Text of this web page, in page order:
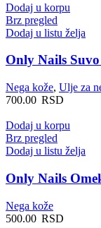
Dodaj u korpu
Brz pregled
Dodaj u listu želja
Only Nails
Nega kože, Ulje za
700.00 RSD
Dodaj u korpu
Brz pregled
Dodaj u listu želja
Only Nails
Nega kože
500.00 RSD